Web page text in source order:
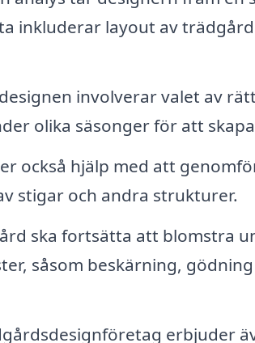
inkluderar layout av
involverar valet av
olika säsonger för att
också hjälp med att
stigar och andra strukturer.
ska fortsätta att blomstra
såsom beskärning,
erbjuder